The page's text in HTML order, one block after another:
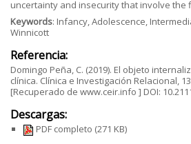
uncertainty and insecurity that involve the
Keywords: Infancy, Adolescence,
Winnicott
Referencia:
Domingo Peña, C. (2019). El objeto
clínica. Clínica e Investigación Relacional, 13
[Recuperado de www.ceir.info ] DOI:
Descargas:
PDF completo (271 KB)